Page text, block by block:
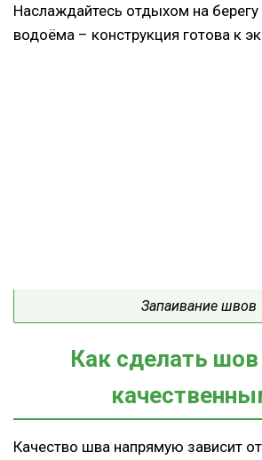
Наслаждайтесь отдыхом на берегу
водоёма – конструкция готова к
Запаивание швов
Как сделать
Качество шва напрямую зависит